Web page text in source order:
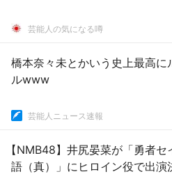
芸能人の気になる噂
橋本奈々未とかいう史上最高に
ルwww
芸能人ニュース速報
【NMB48】井尻晏菜が「勇者セ
語（真）」にヒロイン役で出演